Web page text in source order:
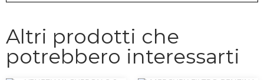
Altri prodotti che
potrebbero interessarti